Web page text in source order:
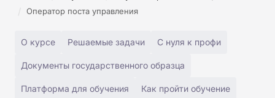
/ Оператор поста управления
О курсе Решаемые задачи С нуля к профи
Документы государственного образца
Платформа для обучения Как пройти обучение